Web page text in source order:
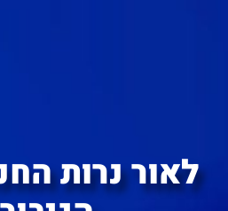
לאור נרות